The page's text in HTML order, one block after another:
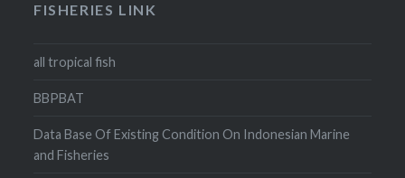
FISHERIES LINK
all tropical fish
BBPBAT
Data Base Of Existing Condition On Indonesian Marine
and Fisheries